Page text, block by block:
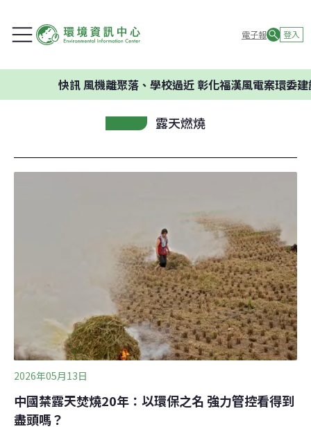
電子報 登入
風機離聚落、學校過近 彰化福漢風電案環委建議不應開
露天燃燒
2026年05月13日
中國禁露天焚燒20年：以環保之名 強力管控看得到
盡頭嗎？